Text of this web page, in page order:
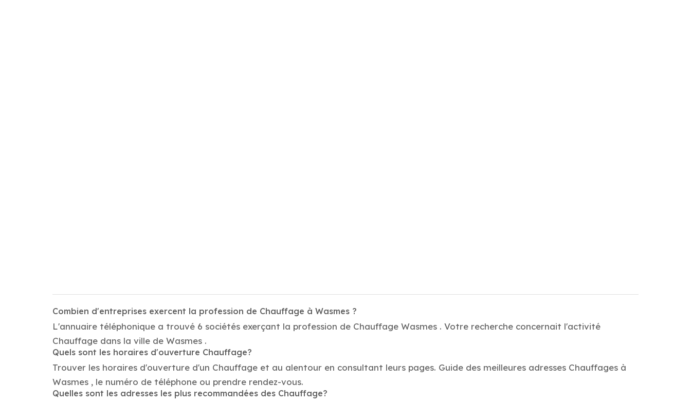
Combien d'entreprises exercent la profession de Chauffage à Wasmes ?
L'annuaire téléphonique a trouvé 6 sociétés exerçant la profession de Chauffage Wasmes . Votre recherche concernait l'activité
Chauffage dans la ville de Wasmes .
Quels sont les horaires d'ouverture Chauffage?
Trouver les horaires d'ouverture d'un Chauffage et au alentour en consultant leurs pages. Guide des meilleures adresses Chauffages à
Wasmes , le numéro de téléphone ou prendre rendez-vous.
Quelles sont les adresses les plus recommandées des Chauffage?